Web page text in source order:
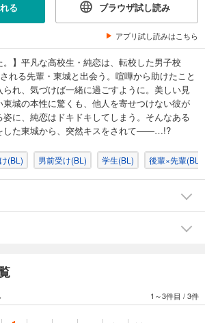
る ブラウザ試し読み
アプリ試し読みはこちら
。】平凡な高校生・純恋は、転校した男子校
れる先輩・東城と出会う。喧嘩から助けたこと
れ、気づけば一緒に過ごすように。美しい見
城の本性に驚くも、他人を寄せつけない彼が
に、純恋はドキドキしてしまう。そんなある
した東城から、突然キスをされて――…!?
(BL) 男前受け(BL) 学生(BL) 後輩×先輩(BL)
1～3件目 /3件